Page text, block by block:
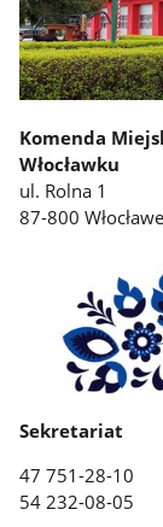
Komenda
Włocławku
ul. Rolna 1
87-800
Sekretariat
47 751-28-10
54 232-08-05